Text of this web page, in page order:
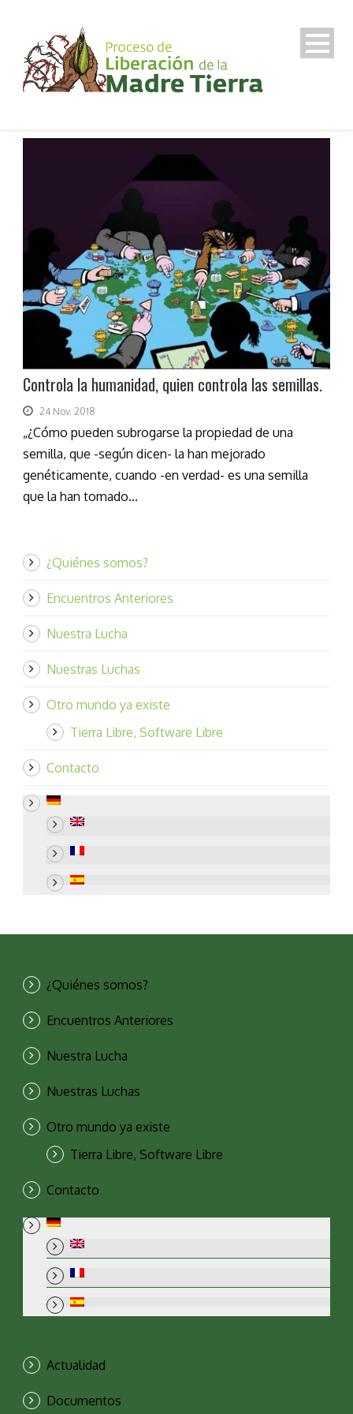
Controla la humanidad, quien controla las semillas.
24 Nov. 2018
„¿Cómo pueden subrogarse la propiedad de una
semilla, que -según dicen- la han mejorado
genéticamente, cuando -en verdad- es una semilla
que la han tomado...
¿Quiénes somos?
Encuentros Anteriores
Nuestra Lucha
Nuestras Luchas
Otro mundo ya existe
Tierra Libre, Software Libre
Contacto
¿Quiénes somos?
Encuentros Anteriores
Nuestra Lucha
Nuestras Luchas
Otro mundo ya existe
Tierra Libre, Software Libre
Contacto
Actualidad
Documentos